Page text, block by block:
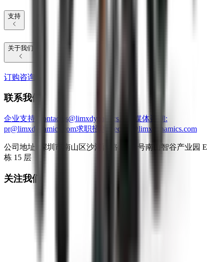
支持
关于我们
订购咨询
联系我们
企业支持 : contactus@limxdynamics.com 媒体咨询:
pr@limxdynamics.com求职招聘 : recruit@limxdynamics.com
公司地址: 深圳市南山区沙河西路 3157 号南山智谷产业园 E
栋 15 层
关注我们